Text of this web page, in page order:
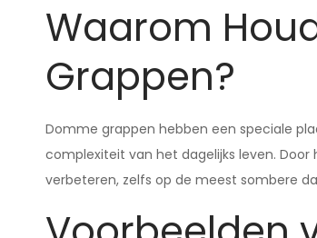
Waarom
Grappen?
Domme grappen hebben een speciale
complexiteit van het dagelijks leven.
verbeteren, zelfs op de meest sombere